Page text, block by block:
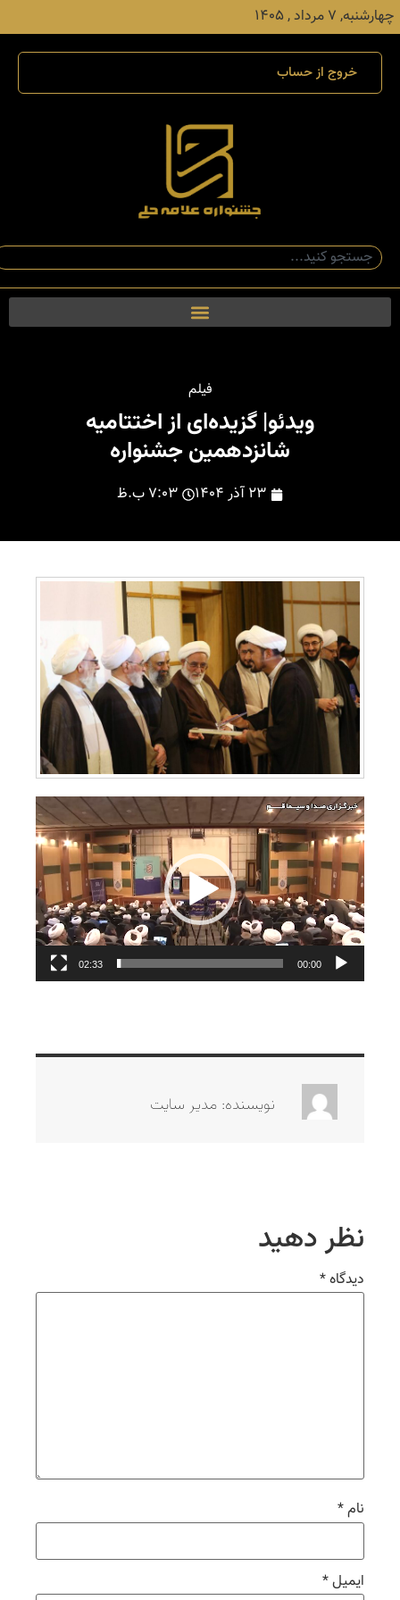
چهارشنبه, ۷ مرداد , ۱۴۰۵
خروج از حساب
فیلم
ویدئو| گزیده‌ای از اختتامیه
شانزدهمین جشنواره
۲۳ آذر ۱۴۰۴ ۷:۰۳ ب.ظ
نمایشگر
ویدیو
00:00
02:33
نویسنده: مدیر سایت
نظر دهید
دیدگاه*
نام*
ایمیل*